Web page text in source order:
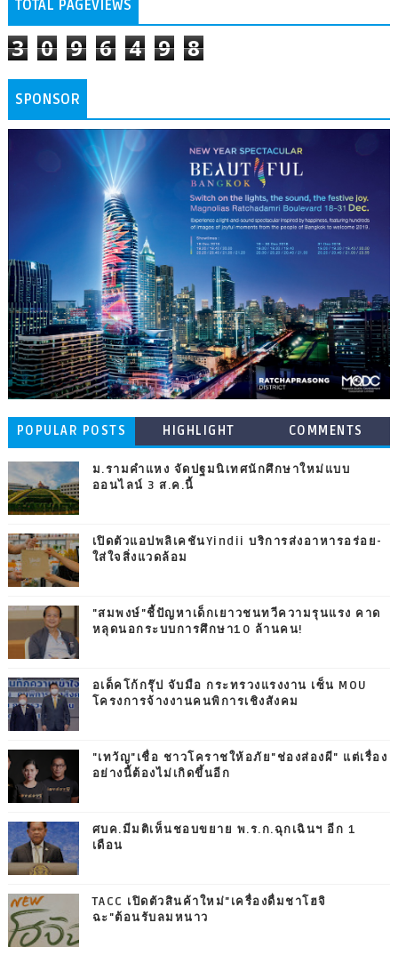
TOTAL PAGEVIEWS
3 0 9 6 4 9 8
SPONSOR
POPULAR POSTS HIGHLIGHT COMMENTS
ม.รามคำแหง จัดปฐมนิเทศนักศึกษาใหม่แบบ
ออนไลน์ 3 ส.ค.นี้
เปิดตัวแอปพลิเคชันYindii บริการส่งอาหารอร่อย-
ใส่ใจสิ่งแวดล้อม
"สมพงษ์"ชี้ปัญหาเด็กเยาวชนทวีความรุนแรง คาด
หลุดนอกระบบการศึกษา10 ล้านคน!
อเด็คโก้กรุ๊ป จับมือ กระทรวงแรงงาน เซ็น MOU
โครงการจ้างงานคนพิการเชิงสังคม
"เทวัญ"เชื่อ ชาวโคราชให้อภัย"ช่องส่องผี" แต่เรื่อง
อย่างนี้ต้องไม่เกิดขึ้นอีก
ศบค.มีมติเห็นชอบขยาย พ.ร.ก.ฉุกเฉินฯ อีก 1
เดือน
TACC เปิดตัวสินค้าใหม่"เครื่องดื่มชาโฮจิ
ฉะ"ต้อนรับลมหนาว